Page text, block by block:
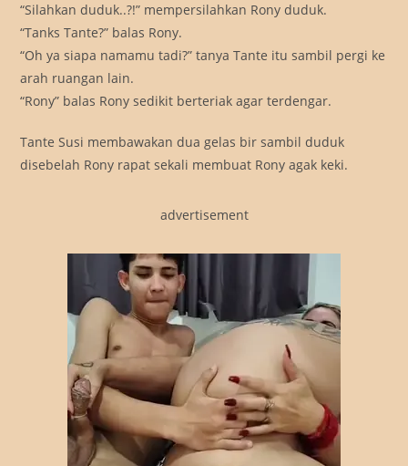
“Silahkan duduk..?!” mempersilahkan Rony duduk.
“Tanks Tante?” balas Rony.
“Oh ya siapa namamu tadi?” tanya Tante itu sambil pergi ke
arah ruangan lain.
“Rony” balas Rony sedikit berteriak agar terdengar.
Tante Susi membawakan dua gelas bir sambil duduk
disebelah Rony rapat sekali membuat Rony agak keki.
advertisement